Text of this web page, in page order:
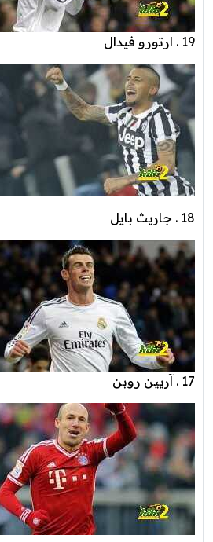
19 . ارتورو فيدال
18 . جاريث بايل
17 . آريين روبن